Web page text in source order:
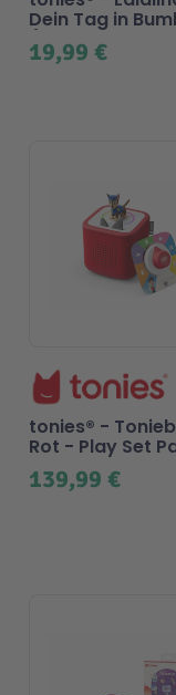
19,99 €
Dein Tag in
(Tonieplay Spiel
139,99 €
tonies® -
Rot - Play Set
Patrol Chase